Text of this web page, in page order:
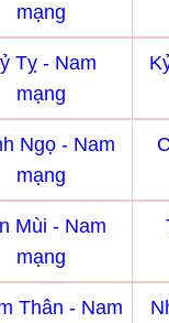
mạng
Tỵ - Nam
mạng
Ngọ - Nam
mạng
Mùi - Nam
mạng
Thân - Nam